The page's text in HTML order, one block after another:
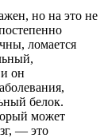
но на это не
ломается
он
белок.
может
— это